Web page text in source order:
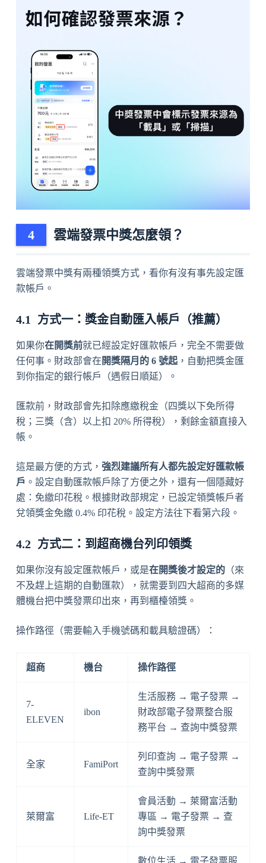
雲端發票中獎怎麼領？
雲端發票中獎有兩種領獎方式，看你有沒有事先設定匯
款帳戶。
方式一：獎金自動匯入帳戶（推薦）
如果你在開獎前就已經設定好匯款帳戶，完全不需要做
任何事。財政部會在 開獎隔月的 6 號起，自動把獎金匯
到你指定的銀行帳戶（遇假日順延）。
匯款前，財政部會先扣除應繳稅金（四獎以下免所得
稅；三獎（含）以上扣 20% 所得稅），剩餘金額直接入
帳。
這是最方便的方式， 強烈建議所有人都先設定好匯款帳
戶 。設定自動匯款帳戶除了方便之外，還有一個隱藏好
處：免繳印花稅。根據財政部規定，已設定領獎帳戶者
兌領獎金免繳 0.4% 印花稅。設定方法往下看第六段。
方式二：到超商機台列印領獎
如果你沒有設定匯款帳戶，或是在開獎後才設定的（來
不及趕上這期的自動匯款），就需要到四大超商的多媒
體機台把中獎發票印出來，再到櫃檯領獎。
操作路徑（需要輸入手機號碼和載具驗證碼）：
超商 機台 操作路徑
7-
ELEVEN
ibon
生活服務 → 電子發票 →
財政部電子發票整合服
務平台 → 查詢中獎發票
全家 FamiPort
列印查詢 → 電子發票 →
查詢中獎發票
萊爾富 Life-ET
會員活動 → 萊爾富活動
專區 → 電子發票 → 查
詢中獎發票
數位生活 → 電子發票服